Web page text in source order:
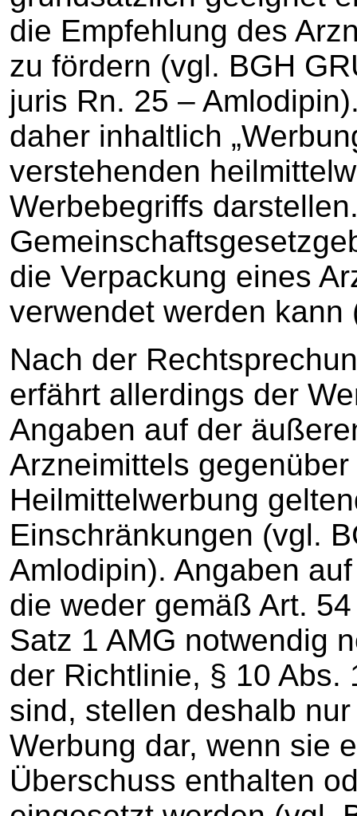
die Empfehlung des
zu fördern (vgl. BGH
juris Rn. 25 –
daher inhaltlich
verstehenden
Werbebegriffs
die Verpackung eines
verwendet werden
Nach der
erfährt allerdings der
Angaben auf der
Arzneimittels
Heilmittelwerbung
Einschränkungen (vgl.
Amlodipin). Angaben
die weder gemäß Art.
Satz 1 AMG notwendig
der Richtlinie, § 10 Abs.
sind, stellen deshalb
Werbung dar, wenn sie
Überschuss enthalten